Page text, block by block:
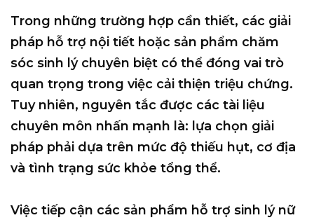
Trong những trường hợp cần thiết, các giải
pháp hỗ trợ nội tiết hoặc sản phẩm chăm
sóc sinh lý chuyên biệt có thể đóng vai trò
quan trọng trong việc cải thiện triệu chứng.
Tuy nhiên, nguyên tắc được các tài liệu
chuyên môn nhấn mạnh là: lựa chọn giải
pháp phải dựa trên mức độ thiếu hụt, cơ địa
và tình trạng sức khỏe tổng thể.
Việc tiếp cận các sản phẩm hỗ trợ sinh lý nữ